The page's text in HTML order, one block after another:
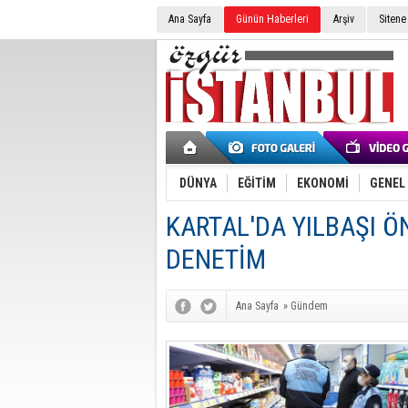
Ana Sayfa Günün Haberleri Arşiv
DÜNYA EĞİTİM EKONOMİ GENEL
KARTAL'DA YILBAŞI
DENETİM
Ana Sayfa » Gündem